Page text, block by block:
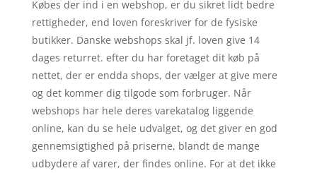
Købes der ind i en webshop, er du sikret lidt bedre
rettigheder, end loven foreskriver for de fysiske
butikker. Danske webshops skal jf. loven give 14
dages returret. efter du har foretaget dit køb på
nettet, der er endda shops, der vælger at give mere
og det kommer dig tilgode som forbruger. Når
webshops har hele deres varekatalog liggende
online, kan du se hele udvalget, og det giver en god
gennemsigtighed på priserne, blandt de mange
udbydere af varer, der findes online. For at det ikke